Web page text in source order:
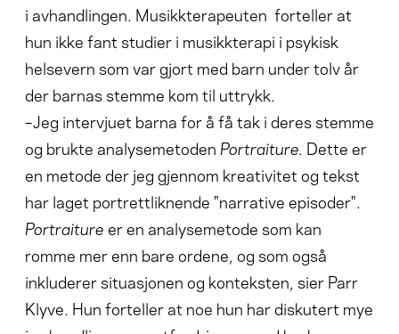
i avhandlingen. Musikkterapeuten forteller at
hun ikke fant studier i musikkterapi i psykisk
helsevern som var gjort med barn under tolv år
der barnas stemme kom til uttrykk.
–Jeg intervjuet barna for å få tak i deres stemme
og brukte analysemetoden Portraiture. Dette er
en metode der jeg gjennom kreativitet og tekst
har laget portrettliknende "narrative episoder".
Portraiture er en analysemetode som kan
romme mer enn bare ordene, og som også
inkluderer situasjonen og konteksten, sier Parr
Klyve. Hun forteller at noe hun har diskutert mye